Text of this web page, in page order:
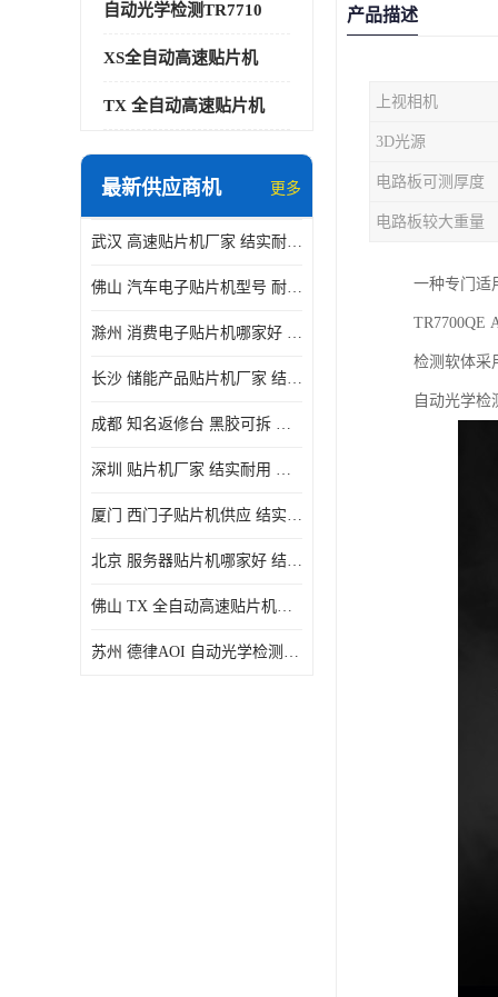
自动光学检测TR7710
XS全自动高速贴片机
TX 全自动高速贴片机
最新供应商机 更多
武汉 高速贴片机厂家 结实耐用 贴片效率高
佛山 汽车电子贴片机型号 耐振动 宽容性高
滁州 消费电子贴片机哪家好 结实耐用 全自动化
长沙 储能产品贴片机厂家 结实耐用 适用范围广
成都 知名返修台 黑胶可拆 对位 校正 贴放准确
深圳 贴片机厂家 结实耐用 全自动化
厦门 西门子贴片机供应 结实耐用 提高生产率
北京 服务器贴片机哪家好 结实耐用 宽容性高
佛山 TX 全自动高速贴片机型号 结实耐用 全自动化
苏州 德律AOI 自动光学检测 帮助节省时间和劳动力成本
产品描述
上视相机
3D光源
电路板可测厚度
电路板较大重量
一种专门适
TR7700QE
检测软体采
自动光学